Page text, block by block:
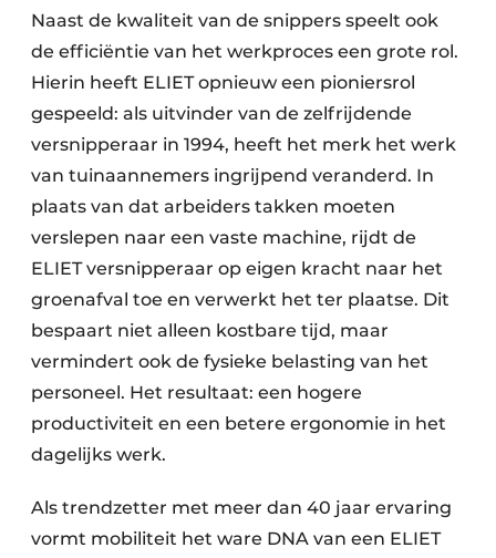
Naast de kwaliteit van de snippers speelt ook
de efficiëntie van het werkproces een grote rol.
Hierin heeft ELIET opnieuw een pioniersrol
gespeeld: als uitvinder van de zelfrijdende
versnipperaar in 1994, heeft het merk het werk
van tuinaannemers ingrijpend veranderd. In
plaats van dat arbeiders takken moeten
verslepen naar een vaste machine, rijdt de
ELIET versnipperaar op eigen kracht naar het
groenafval toe en verwerkt het ter plaatse. Dit
bespaart niet alleen kostbare tijd, maar
vermindert ook de fysieke belasting van het
personeel. Het resultaat: een hogere
productiviteit en een betere ergonomie in het
dagelijks werk.
Als trendzetter met meer dan 40 jaar ervaring
vormt mobiliteit het ware DNA van een ELIET